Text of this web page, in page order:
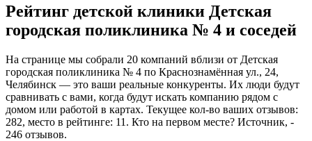
Рейтинг детской клиники Детская
городская поликлиника № 4 и соседей
На странице мы собрали 20 компаний вблизи от Детская
городская поликлиника № 4 по Краснознамённая ул., 24,
Челябинск — это ваши реальные конкуренты. Их люди будут
сравнивать с вами, когда будут искать компанию рядом с
домом или работой в картах. Текущее кол-во ваших отзывов:
282, место в рейтинге: 11. Кто на первом месте? Источник, -
246 отзывов.